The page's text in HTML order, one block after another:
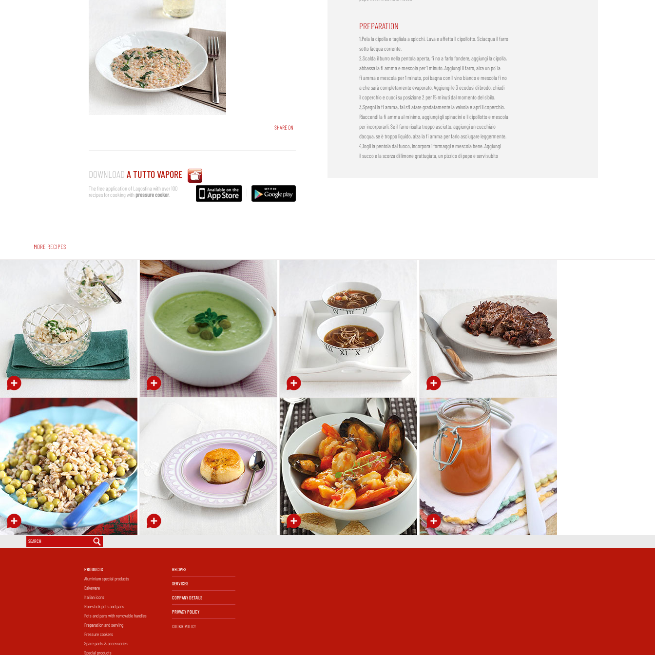
SHARE ON
DOWNLOAD A TUTTO VAPORE
The free application of Lagostina with over 100
recipes for cooking withpressure cooker
PREPARATION
1,Pela la cipolla e tagliala a spicchi. Lava e affetta il cipollotto. Sciacqua il farro
sotto l’acqua corrente.
2,Scalda il burro nella pentola aperta, fi no a farlo fondere, aggiungi la cipolla,
abbassa la fi amma e mescola per 1 minuto. Aggiungi il farro, alza un po’ la
fi amma e mescola per 1 minuto, poi bagna con il vino bianco e mescola fi no
a che sarà completamente evaporato. Aggiungi le 3 ecodosi di brodo, chiudi
il coperchio e cuoci su posizione 2 per 15 minuti dal momento del sibilo.
3,Spegni la fi amma, fai sfi atare gradatamente la valvola e apri il coperchio.
Riaccendi la fi amma al minimo, aggiungi gli spinacini e il cipollotto e mescola
per incorporarli. Se il farro risulta troppo asciutto, aggiungi un cucchiaio
d’acqua, se è troppo liquido, alza la fi amma per farlo asciugare leggermente.
4,Togli la pentola dal fuoco, incorpora i formaggi e mescola bene. Aggiungi
il succo e la scorza di limone grattugiata, un pizzico di pepe e servi subito
MORE RECIPES
PRODUCTS
Aluminium special products
Bakeware
Italian icons
Non-stick pots and pans
Pots and pans with removable handles
Preparation and serving
Pressure cookers
Spare parts & accessories
Special products
RECIPES
SERVICES
COMPANY DETAILS
PRIVACY POLICY
COOKIE POLICY